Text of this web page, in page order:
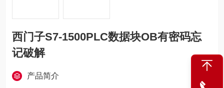
西门子S7-1500PLC数据块OB有密码忘
记破解
产品简介